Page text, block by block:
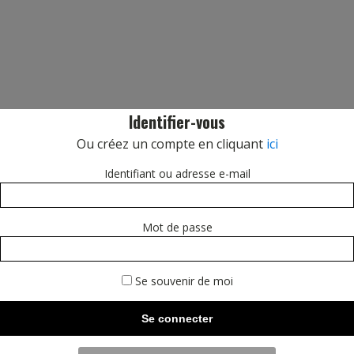
Identifier-vous
Ou créez un compte en cliquant ici
Identifiant ou adresse e-mail
Mot de passe
Se souvenir de moi